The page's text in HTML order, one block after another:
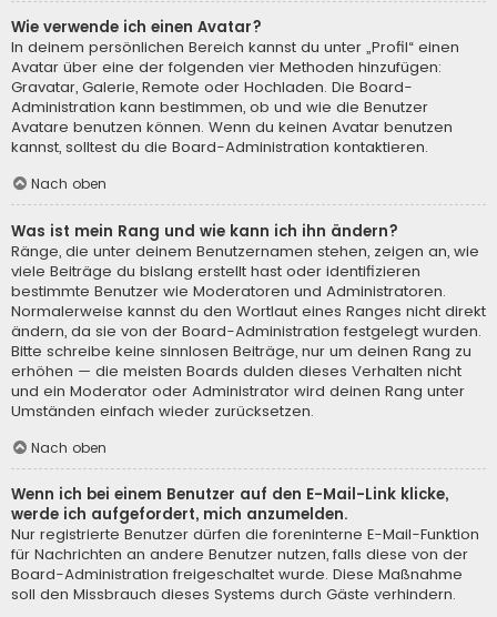
Wie verwende ich einen Avatar?
In deinem persönlichen Bereich kannst du unter „Profil“ einen
Avatar über eine der folgenden vier Methoden hinzufügen:
Gravatar, Galerie, Remote oder Hochladen. Die Board-
Administration kann bestimmen, ob und wie die Benutzer
Avatare benutzen können. Wenn du keinen Avatar benutzen
kannst, solltest du die Board-Administration kontaktieren.
Nach oben
Was ist mein Rang und wie kann ich ihn ändern?
Ränge, die unter deinem Benutzernamen stehen, zeigen an, wie
viele Beiträge du bislang erstellt hast oder identifizieren
bestimmte Benutzer wie Moderatoren und Administratoren.
Normalerweise kannst du den Wortlaut eines Ranges nicht direkt
ändern, da sie von der Board-Administration festgelegt wurden.
Bitte schreibe keine sinnlosen Beiträge, nur um deinen Rang zu
erhöhen — die meisten Boards dulden dieses Verhalten nicht
und ein Moderator oder Administrator wird deinen Rang unter
Umständen einfach wieder zurücksetzen.
Nach oben
Wenn ich bei einem Benutzer auf den E-Mail-Link klicke,
werde ich aufgefordert, mich anzumelden.
Nur registrierte Benutzer dürfen die foreninterne E-Mail-Funktion
für Nachrichten an andere Benutzer nutzen, falls diese von der
Board-Administration freigeschaltet wurde. Diese Maßnahme
soll den Missbrauch dieses Systems durch Gäste verhindern.